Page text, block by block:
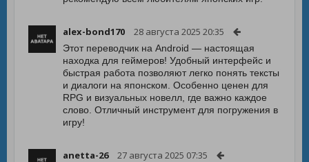
alex-bond170 28 августа 2025 20:35
Этот переводчик на Android — настоящая
находка для геймеров! Удобный интерфейс и
быстрая работа позволяют легко понять тексты
и диалоги на японском. Особенно ценен для
RPG и визуальных новелл, где важно каждое
слово. Отличный инструмент для погружения в
игру!
anetta-26 27 августа 2025 07:35